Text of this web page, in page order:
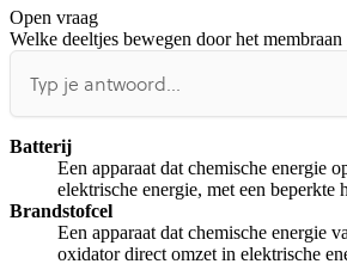
De uitleg gaat te langzaam
Open vraag
Welke deeltjes bewegen door het
Batterij
Een apparaat dat chemische energie
elektrische energie, met een beperkte
Brandstofcel
Een apparaat dat chemische energie
oxidator direct omzet in elektrische